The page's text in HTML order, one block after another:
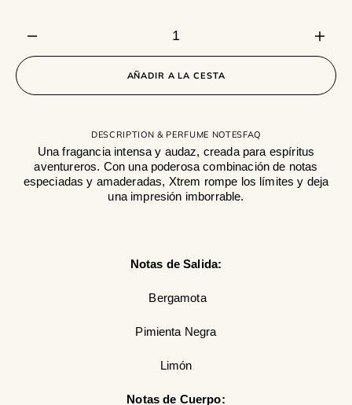
cantidad
para
Xtrem
AÑADIR A LA CESTA
DESCRIPTION & PERFUME NOTESFAQ
Una fragancia intensa y audaz, creada para espíritus
aventureros. Con una poderosa combinación de notas
especiadas y amaderadas, Xtrem rompe los límites y deja
una impresión imborrable.
Notas de Salida:
Bergamota
Pimienta Negra
Limón
Notas de Cuerpo: